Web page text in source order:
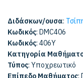
Διδάσκων/ουσα:
Κωδικός: DMC406
Κωδικός: 406Y
Κατηγορία
Τύπος: Υποχρεωτικό
Επίπεδο Μαθήματος: